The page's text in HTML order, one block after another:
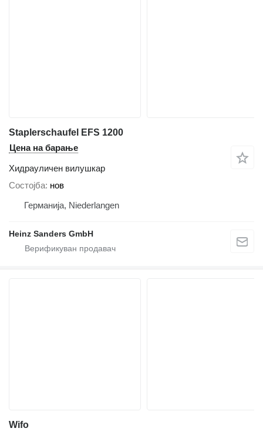
Staplerschaufel EFS 1200
Цена на барање
Хидрауличен вилушкар
Состојба нов
Германија, Niederlangen
Heinz Sanders GmbH
Wifo